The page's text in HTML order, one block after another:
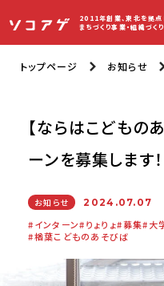
2011年創業、東北を拠点
まちづくり事業・組織づ
トップページ お知らせ
【ならはこどもの
ーンを募集します！
お知らせ 2024.07.07
インターン りょりょ 募集 大
楢葉こどものあそびば